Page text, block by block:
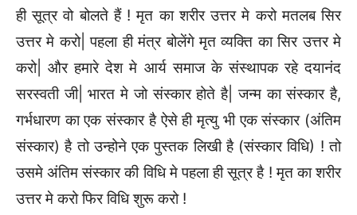
ही सूत्र वो बोलते हैं ! मृत का शरीर उत्तर मे करो मतलब सिर
उत्तर मे करो| पहला ही मंत्र बोलेंगे मृत व्यक्ति का सिर उत्तर मे
करो| और हमारे देश मे आर्य समाज के संस्थापक रहे दयानंद
सरस्वती जी| भारत मे जो संस्कार होते है| जन्म का संस्कार है,
गर्भधारण का एक संस्कार है ऐसे ही मृत्यु भी एक संस्कार (अंतिम
संस्कार) है तो उन्होने एक पुस्तक लिखी है (संस्कार विधि) ! तो
उसमे अंतिम संस्कार की विधि मे पहला ही सूत्र है ! मृत का शरीर
उत्तर मे करो फिर विधि शुरू करो !